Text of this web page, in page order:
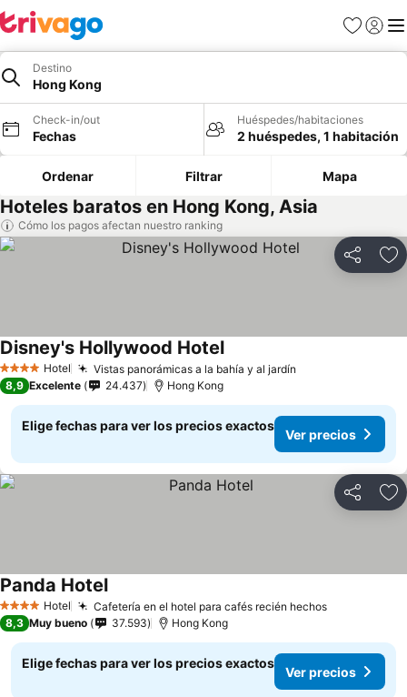
Favoritos
Iniciar
Destino
Hong Kong
Check-in/out
Fechas
Huéspedes/habitaciones
2 huéspedes, 1 habitación
Ordenar Filtrar Mapa
Hoteles baratos en Hong Kong, Asia
Cómo los pagos afectan nuestro ranking
Compartir
4 EstrellasHotel Vistas panorámicas a la bahía y al jardín
Disney's Hollywood HotelVer precios
8,9 Excelente 24.437 Hong Kong
Elige fechas para ver los precios exactos
Ver precios
Compartir
4 EstrellasHotel Cafetería en el hotel para cafés recién hechosVer precios
Panda HotelVer precios
8,3 Muy bueno 37.593 Hong Kong
Elige fechas para ver los precios exactos
Ver precios